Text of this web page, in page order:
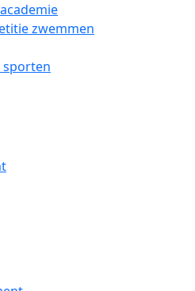
zwemmen
sporten